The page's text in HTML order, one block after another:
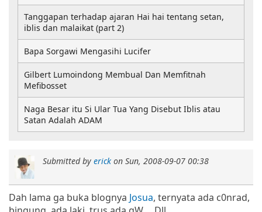
Submitted byerick onSun, 2008-09-07 00:38
Dah lama ga buka blognya Josua, ternyata ada c0nrad,
Tanggapan terhadap ajaran Hai hai tentang setan,
iblis dan malaikat (part 2)
Bapa Sorgawi Mengasihi Lucifer
Gilbert Lumoindong Membual Dan Memfitnah
Mefibosset
Naga Besar itu Si Ular Tua Yang Disebut Iblis atau
Satan Adalah ADAM